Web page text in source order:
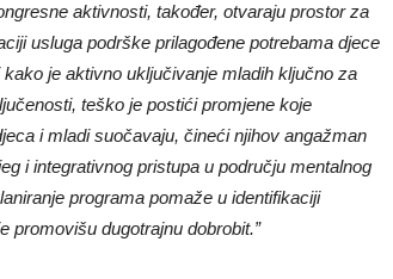
aktivnosti, također, otvaraju prostor za
usluga podrške prilagođene potrebama djece
je aktivno uključivanje mladih ključno za
teško je postići promjene koje
i mladi suočavaju, čineći njihov angažman
i integrativnog pristupa u području mentalnog
programa pomaže u identifikaciji
promovišu dugotrajnu dobrobit.”